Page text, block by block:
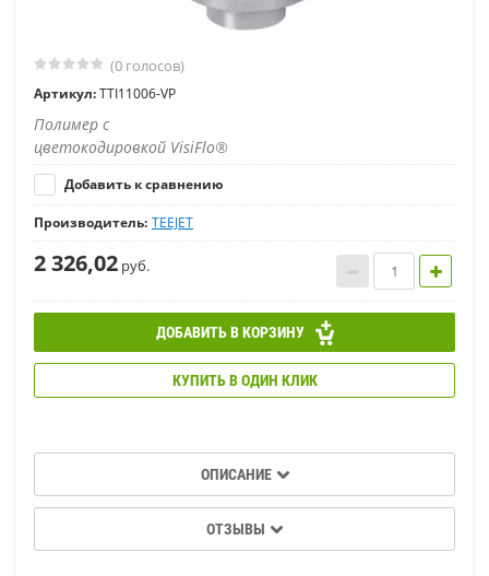
(0 голосов)
Артикул:TTI11006-VP
Полимер с
цветокодировкой VisiFlo®
Добавить к сравнению
Производитель: TEEJET
2 326,02 руб.
ДОБАВИТЬ В КОРЗИНУ
КУПИТЬ В ОДИН КЛИК
ОПИСАНИЕ
ОТЗЫВЫ